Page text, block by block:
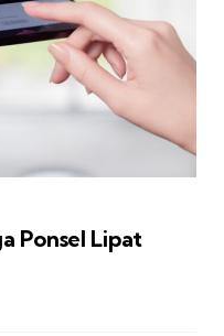
Ponsel Lipat